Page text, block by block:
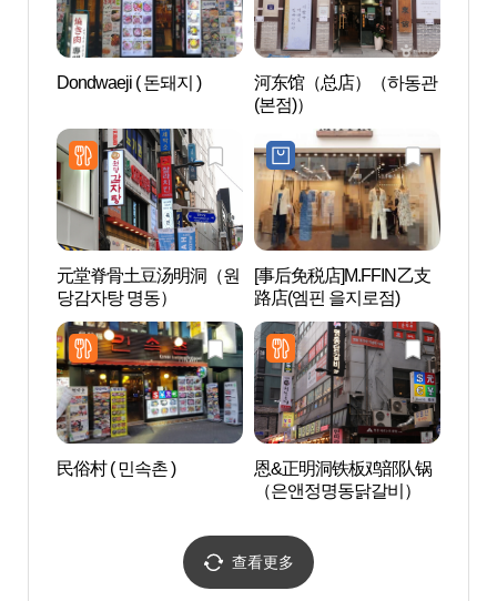
Dondwaeji ( 돈돼지 )
河东馆（总店）（하동관
(본점)）
元堂脊骨土豆汤明洞（원
당감자탕 명동）
[事后免税店]M.FFIN乙支
路店(엠핀 을지로점)
民俗村 ( 민속촌 )
恩&正明洞铁板鸡部队锅
（은앤정명동닭갈비）
查看更多